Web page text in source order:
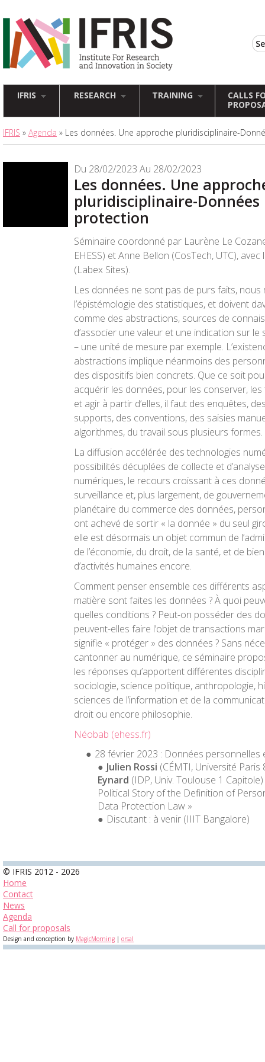
IFRIS RESEARCH TRAINING
CALLS
IFRIS » Agenda » Les données. Une approche pluridisciplinaire-
Du 28/02/2023 Au 28/02/2023
Les données. Une
pluridisciplinaire-
protection
Séminaire coordonné par Laurène Le
EHESS) et Anne Bellon (CosTech, UTC), avec
(Labex Sites).
Les données ne sont pas de purs faits, nous
l’épistémologie des statistiques, et doivent
comme des abstractions, sources de
d’associer une valeur et une indication sur
– une unité de mesure par exemple.
abstractions implique néanmoins des
des dispositifs bien concrets. Que ce soit
acquérir les données, pour les conserver,
et agir à partir d’elles, il faut des enquêtes,
supports, des conventions, des saisies
algorithmes, du travail sous plusieurs formes.
La diffusion accélérée des technologies
possibilités décuplées de collecte et
numériques, le recours croissant à ces
surveillance et, plus largement, de
planétaire du commerce des données,
ont achevé de sortir « la donnée » du seul
elle est désormais un objet commun de
de l’économie, du droit, de la santé, et de
d’activités humaines encore.
Comment penser ensemble ces différents
matière sont faites les données ? À quoi
quelles conditions ? Peut-on posséder des
peuvent-elles faire l’objet de transactions
signifie « protéger » des données ? Sans
cantonner au numérique, ce séminaire
les réponses qu’apportent différentes
sociologie, science politique, anthropologie,
sciences de l’information et de la
droit ou encore philosophie.
Néobab (ehess.fr)
28 février 2023 : Données personnelles
Julien Rossi (CÉMTI, Université Paris
Eynard (IDP, Univ. Toulouse 1 Capitole)
Political Story of the Definition of
Data Protection Law »
Discutant : à venir (IIIT Bangalore)
© IFRIS 2012 - 2026
Home
Contact
News
Agenda
Call for proposals
Design and conception by MagicMorning | orsal